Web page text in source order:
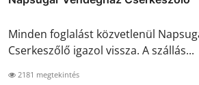
Minden foglalást közvetlenül
Cserkeszőlő igazol vissza. A szállás...
2181 megtekintés